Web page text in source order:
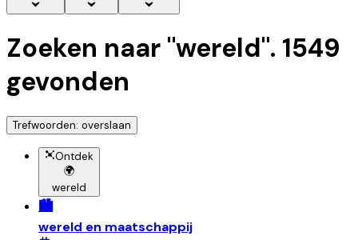
Zoeken naar "wereld". 1549
gevonden
Trefwoorden: overslaan
Ontdek
🌍
wereld
🏙️
wereld en maatschappij